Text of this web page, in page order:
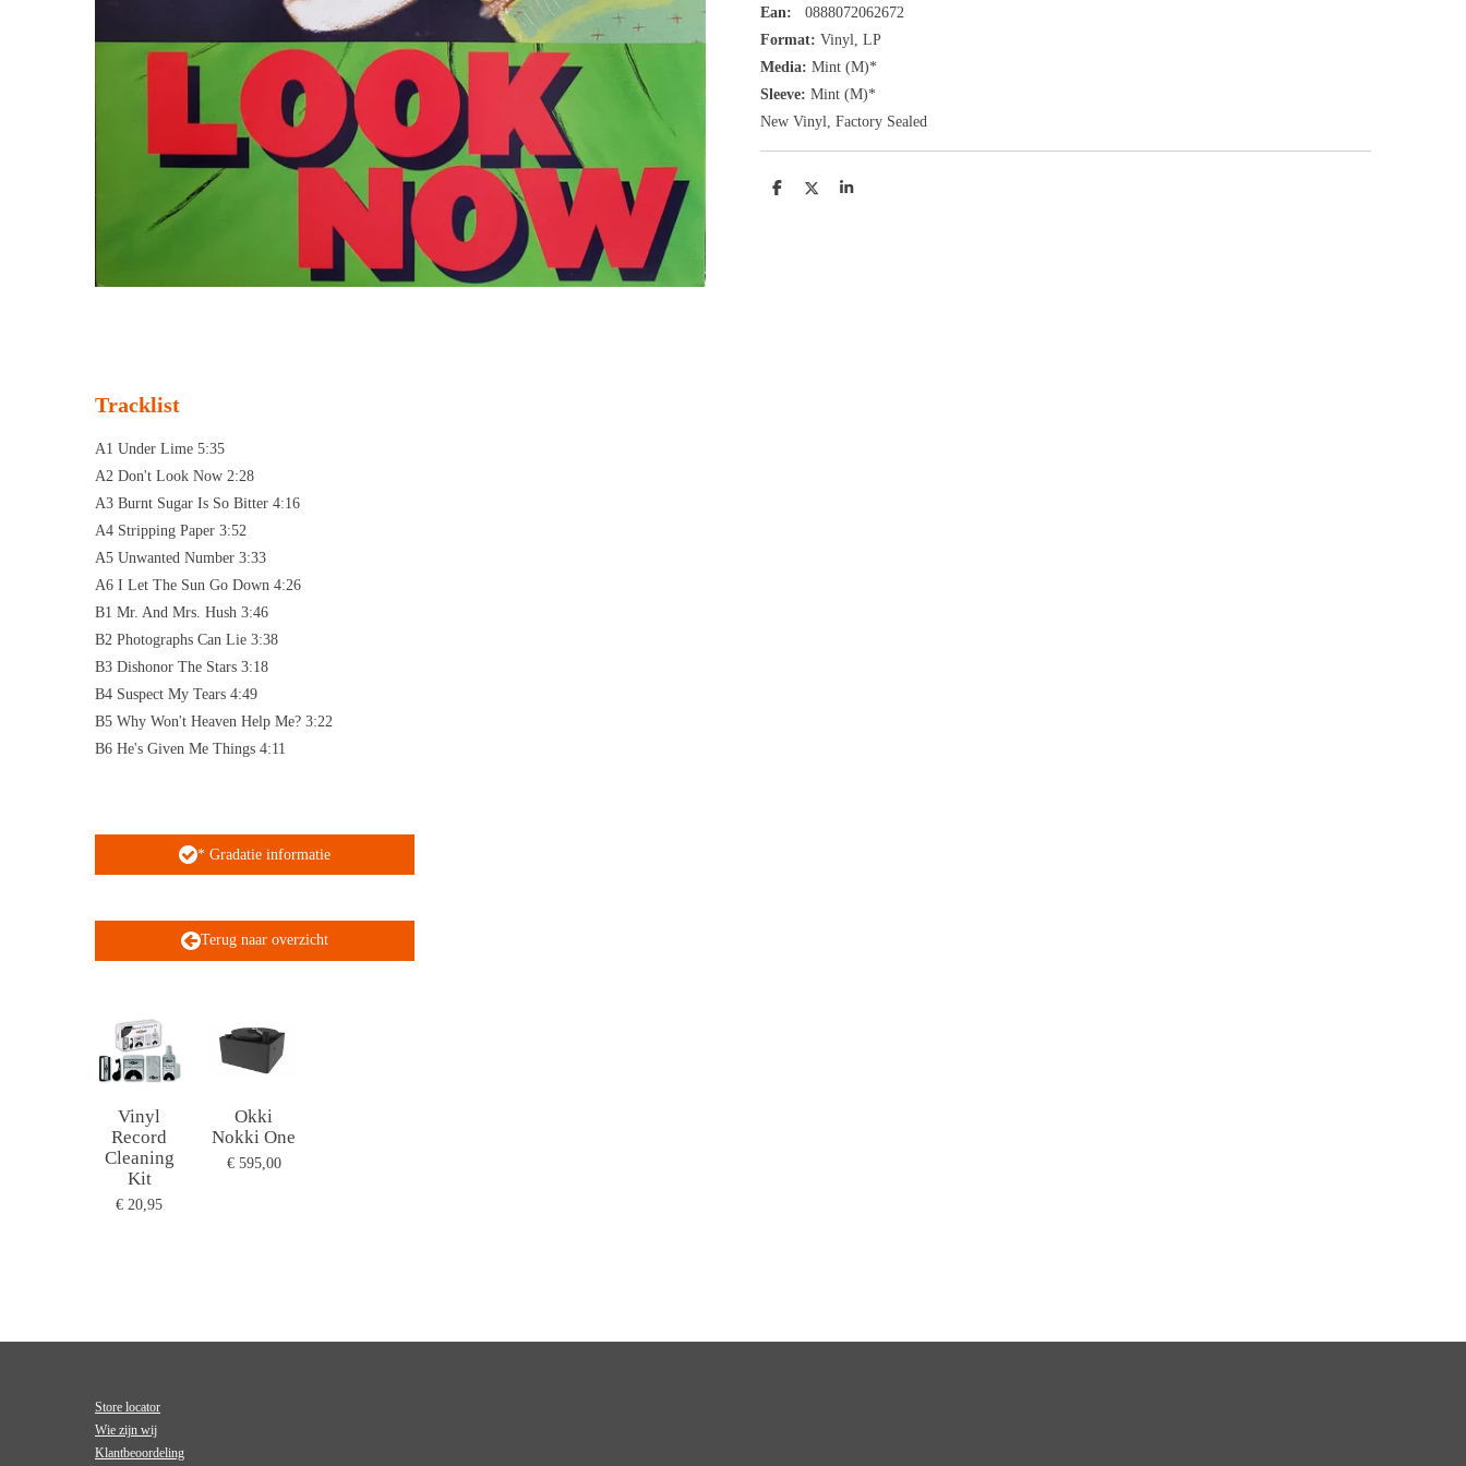
Ean:
0888072062672
Format: Vinyl, LP
Media: Mint (M)*
Sleeve: Mint (M)*
New Vinyl, Factory Sealed
D
D
S
Tracklist
A1 Under Lime 5:35
A2 Don't Look Now 2:28
A3 Burnt Sugar Is So Bitter 4:16
A4 Stripping Paper 3:52
A5 Unwanted Number 3:33
A6 I Let The Sun Go Down 4:26
B1 Mr. And Mrs. Hush 3:46
B2 Photographs Can Lie 3:38
B3 Dishonor The Stars 3:18
B4 Suspect My Tears 4:49
B5 Why Won't Heaven Help Me? 3:22
B6 He's Given Me Things 4:11
* Gradatie informatie
Terug naar overzicht
Vinyl
Record
Cleaning
Kit
€ 20,95
Okki
Nokki One
€ 595,00
Store locator
Wie zijn wij
Klantbeoordeling